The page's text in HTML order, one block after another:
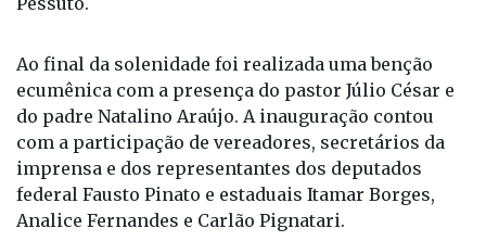
Ao final da solenidade foi realizada uma benção
ecumênica com a presença do pastor Júlio César e
do padre Natalino Araújo. A inauguração contou
com a participação de vereadores, secretários da
imprensa e dos representantes dos deputados
federal Fausto Pinato e estaduais Itamar Borges,
Analice Fernandes e Carlão Pignatari.